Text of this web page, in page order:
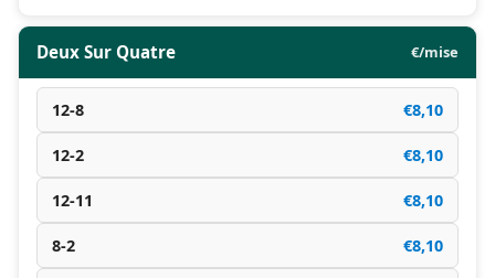
Deux Sur Quatre €/mise
12-8 €8,10
12-2 €8,10
12-11 €8,10
8-2 €8,10